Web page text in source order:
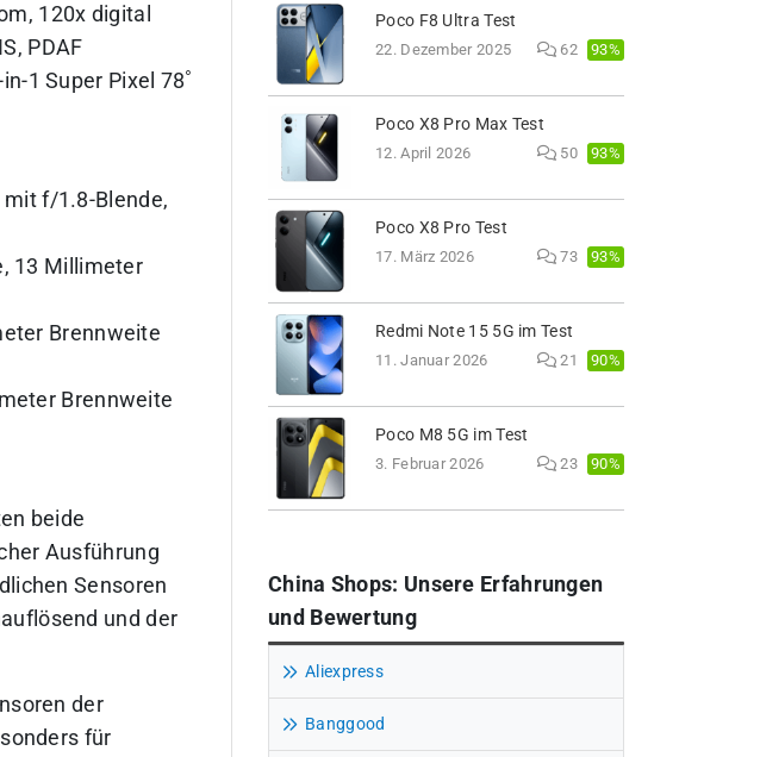
120x digital
PDAF
1 Super Pixel 78˚
mit f/1.8-Blende,
13 Millimeter
Brennweite
Brennweite
beide
Ausführung
Sensoren
und der
der
für
Poco F8 Ultra Test
22. Dezember 2025 62 93%
Poco X8 Pro Max Test
12. April 2026 50 93%
Poco X8 Pro Test
17. März 2026 73 93%
Redmi Note 15 5G im Test
11. Januar 2026 21 90%
Poco M8 5G im Test
3. Februar 2026 23 90%
China Shops: Unsere Erfahrungen
und Bewertung
Aliexpress
Banggood